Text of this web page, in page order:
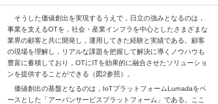
そうした価値創出を実現するうえで，日立の強みとなるのは，
事業を支えるOTを，社会・産業インフラを中心としたさまざまな
業界の顧客と共に開発し，運用してきた経験と実績である。顧客
の現場を理解し，リアルな課題を把握して解決に導くノウハウも
豊富に蓄積しており，OTにITを効果的に融合させたソリューショ
ンを提供することができる（図2参照）。
価値創出の基盤となるのは，IoTプラットフォームLumadaをベ
ースとした「アーバンサービスプラットフォーム」である。ここ